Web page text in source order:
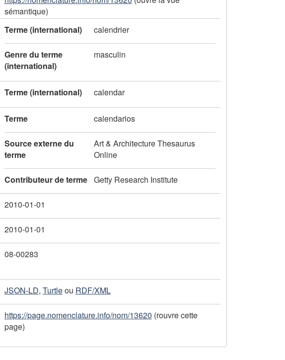
sémantique)
Terme (international) calendrier
Genre du terme
(international)
masculin
Terme (international) calendar
Terme calendarios
Source externe du
terme
Art & Architecture Thesaurus
Online
Contributeur de terme Getty Research Institute
2010-01-01
2010-01-01
08-00283
JSON-LD, Turtleou RDF/XML
https://page.nomenclature.info/nom/13620 (rouvre cette
page)